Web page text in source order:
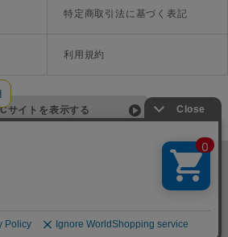
特定商取引法に基づく表記
利用規約
サイトを表示する
on the "Winnie the Pooh" works by A.A. Milne and E.H. Shepard.